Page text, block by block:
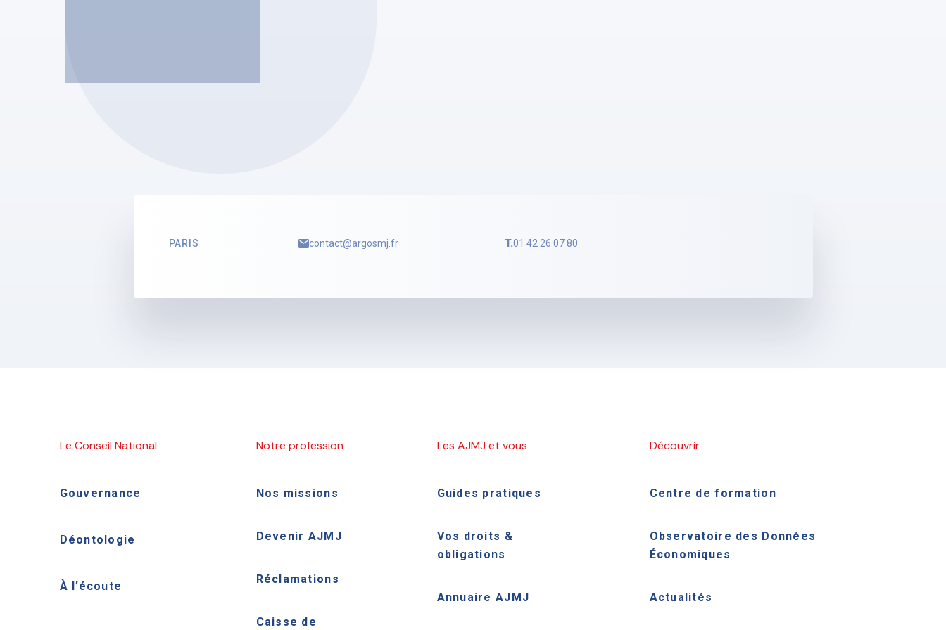
PARIS contact@argosmj.fr T.01 42 26 07 80
Le Conseil National
Gouvernance
Déontologie
À l’écoute
Notre profession
Nos missions
Devenir AJMJ
Réclamations
Caisse de
Les AJMJ et vous
Guides pratiques
Vos droits &
obligations
Annuaire AJMJ
Découvrir
Centre de formation
Observatoire des Données
Économiques
Actualités